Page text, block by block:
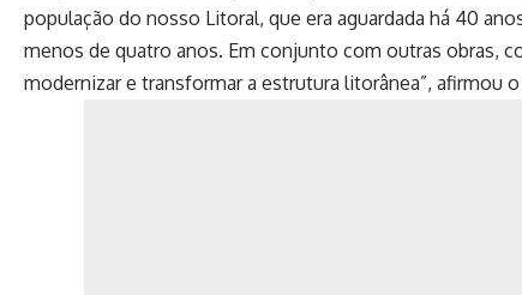
população do nosso Litoral, que era aguardada há 40
menos de quatro anos. Em conjunto com outras obras,
modernizar e transformar a estrutura litorânea”, afirmou